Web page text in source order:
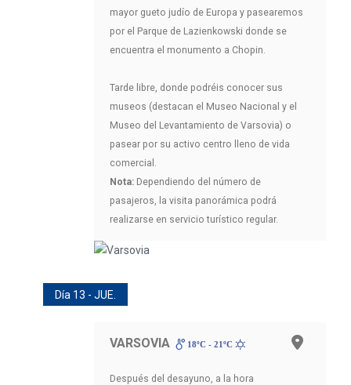
mayor gueto judío de Europa y pasearemos
por el Parque de Lazienkowski donde se
encuentra el monumento a Chopin.
Tarde libre, donde podréis conocer sus
museos (destacan el Museo Nacional y el
Museo del Levantamiento de Varsovia) o
pasear por su activo centro lleno de vida
comercial.
Nota: Dependiendo del número de
pasajeros, la visita panorámica podrá
realizarse en servicio turístico regular.
Día 13 - JUE.
VARSOVIA 18ºC - 21ºC
Después del desayuno, a la hora